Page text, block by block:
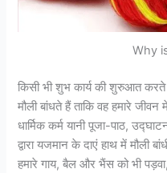
Why
किसी भी शुभ कार्य की शुरुआत
मौली बांधते हैं ताकि वह हमारे
धार्मिक कर्म यानी पूजा-पाठ,
द्वारा यजमान के दाएं हाथ में मौली
हमारे गाय, बैल और भैंस को भी पड़वा,